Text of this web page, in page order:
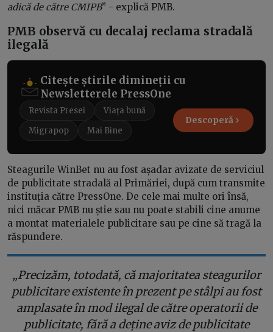
adică de către CMIPB” - explică PMB.
PMB observă cu decalaj reclama stradală
ilegală
Citește știrile dimineții cu
Newsletterele PressOne
Revista Presei
Viața bună
Migrapop
Mai Bine
Descoperă
Steagurile WinBet nu au fost așadar avizate de serviciul
de publicitate stradală al Primăriei, după cum transmite
instituția către PressOne. De cele mai multe ori însă,
nici măcar PMB nu știe sau nu poate stabili cine anume
a montat materialele publicitare sau pe cine să tragă la
răspundere.
„Precizăm, totodată, că majoritatea steagurilor
publicitare existente în prezent pe stâlpi au fost
amplasate în mod ilegal de către operatorii de
publicitate, fără a deține aviz de publicitate